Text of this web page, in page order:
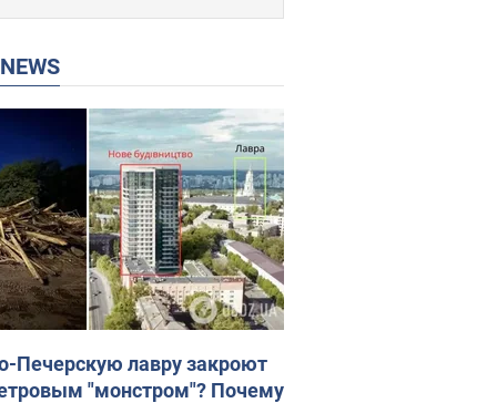
NEWS
Печерскую лавру закроют
"монстром"? Почему